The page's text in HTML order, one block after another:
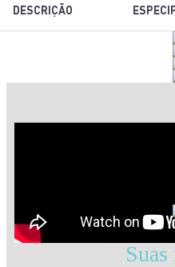
DESCRIÇÃO
Suas